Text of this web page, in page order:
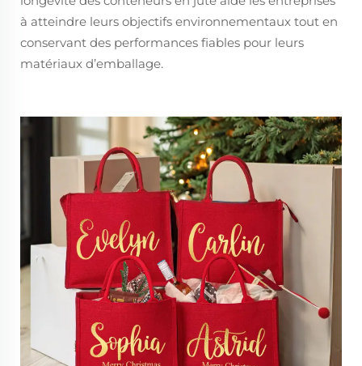
à atteindre leurs objectifs environnementaux tout en
conservant des performances fiables pour leurs
matériaux d’emballage.